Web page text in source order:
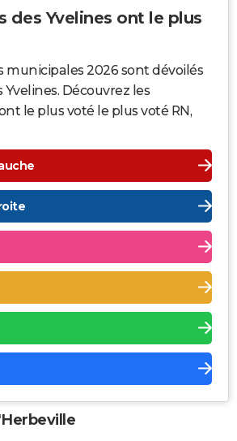
des Yvelines ont le plus
municipales 2026 sont dévoilés
Découvrez les
le plus voté le plus voté RN,